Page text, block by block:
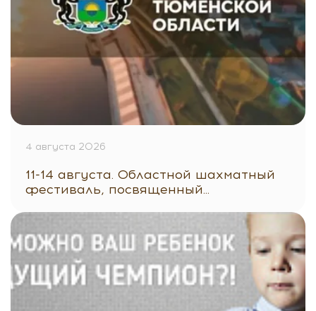
4 августа 2026
11-14 августа. Областной шахматный
фестиваль, посвященный...